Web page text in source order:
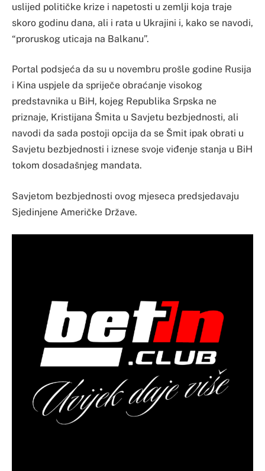
uslijed političke krize i napetosti u zemlji koja traje
skoro godinu dana, ali i rata u Ukrajini i, kako se navodi,
“proruskog uticaja na Balkanu”.
Portal podsjeća da su u novembru prošle godine Rusija
i Kina uspjele da spriječe obraćanje visokog
predstavnika u BiH, kojeg Republika Srpska ne
priznaje, Kristijana Šmita u Savjetu bezbjednosti, ali
navodi da sada postoji opcija da se Šmit ipak obrati u
Savjetu bezbjednosti i iznese svoje viđenje stanja u BiH
tokom dosadašnjeg mandata.
Savjetom bezbjednosti ovog mjeseca predsjedavaju
Sjedinjene Američke Države.